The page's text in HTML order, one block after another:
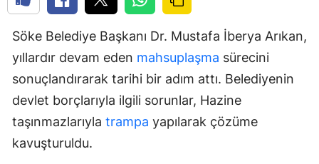
Söke Belediye Başkanı Dr. Mustafa İberya Arıkan,
yıllardır devam eden mahsuplaşma sürecini
sonuçlandırarak tarihi bir adım attı. Belediyenin
devlet borçlarıyla ilgili sorunlar, Hazine
taşınmazlarıyla trampa yapılarak çözüme
kavuşturuldu.